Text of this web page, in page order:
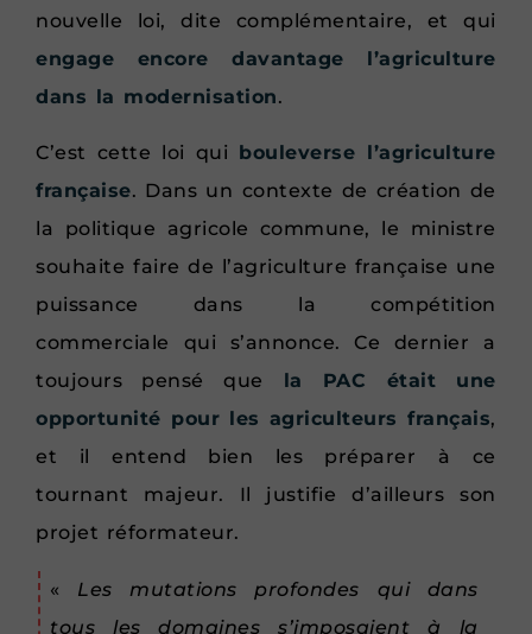
nouvelle loi, dite complémentaire, et qui
engage encore davantage l’agriculture
dans la modernisation.
C’est cette loi qui bouleverse l’agriculture
française. Dans un contexte de création de
la politique agricole commune, le ministre
souhaite faire de l’agriculture française une
puissance dans la compétition
commerciale qui s’annonce. Ce dernier a
toujours pensé que la PAC était une
opportunité pour les agriculteurs français,
et il entend bien les préparer à ce
tournant majeur. Il justifie d’ailleurs son
projet réformateur.
« Les mutations profondes qui dans
tous les domaines s’imposaient à la